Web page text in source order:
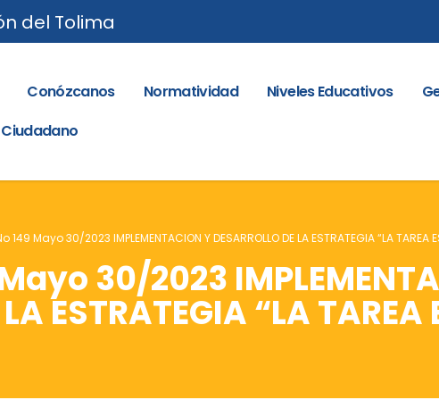
del Tolima
Conózcanos Normatividad Niveles Educativos
Mayo 30/2023 IMPLEMENTACION Y DESARROLLO DE LA ESTRATEGIA “LA TAREA
30/2023
ESTRATEGIA “LA TAREA